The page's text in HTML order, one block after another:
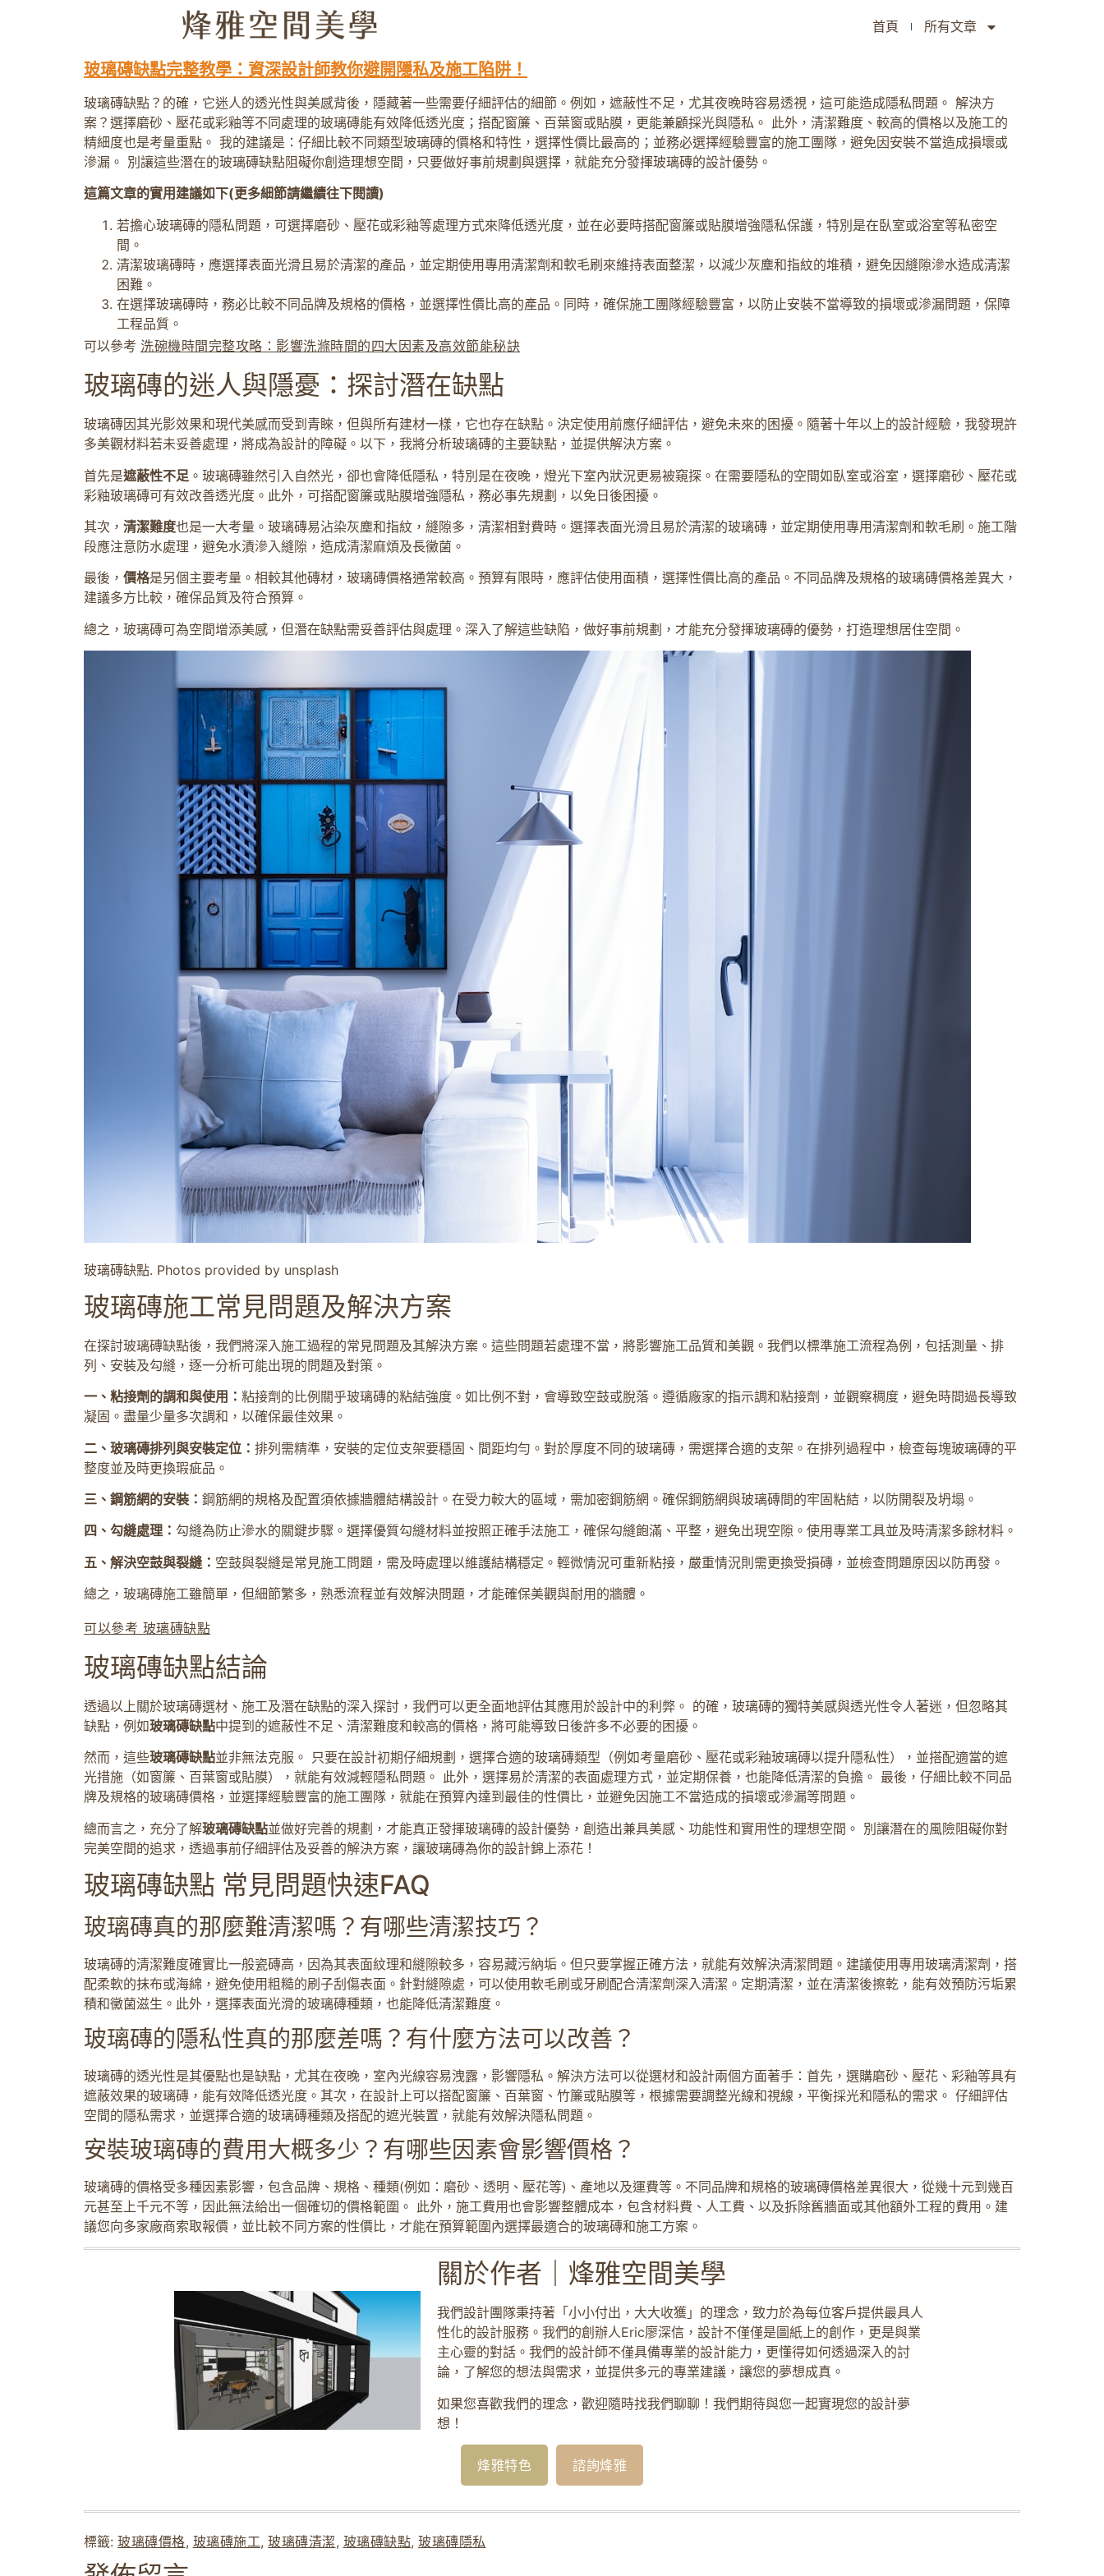
首頁 所有文章
玻璃磚缺點完整教學：資深設計師教你避開隱私及施工陷阱！
玻璃磚缺點？的確，它迷人的透光性與美感背後，隱藏著一些需要仔細評估的細節。例如，遮蔽性不足，尤其夜晚時容易透視，這可能造成隱私問題。 解決方
案？選擇磨砂、壓花或彩釉等不同處理的玻璃磚能有效降低透光度；搭配窗簾、百葉窗或貼膜，更能兼顧採光與隱私。 此外，清潔難度、較高的價格以及施工的
精細度也是考量重點。 我的建議是：仔細比較不同類型玻璃磚的價格和特性，選擇性價比最高的；並務必選擇經驗豐富的施工團隊，避免因安裝不當造成損壞或
滲漏。 別讓這些潛在的玻璃磚缺點阻礙你創造理想空間，只要做好事前規劃與選擇，就能充分發揮玻璃磚的設計優勢。
這篇文章的實用建議如下(更多細節請繼續往下閱讀)
若擔心玻璃磚的隱私問題，可選擇磨砂、壓花或彩釉等處理方式來降低透光度，並在必要時搭配窗簾或貼膜增強隱私保護，特別是在臥室或浴室等私密空
間。
清潔玻璃磚時，應選擇表面光滑且易於清潔的產品，並定期使用專用清潔劑和軟毛刷來維持表面整潔，以減少灰塵和指紋的堆積，避免因縫隙滲水造成清潔
困難。
在選擇玻璃磚時，務必比較不同品牌及規格的價格，並選擇性價比高的產品。同時，確保施工團隊經驗豐富，以防止安裝不當導致的損壞或滲漏問題，保障
工程品質。
可以參考 洗碗機時間完整攻略：影響洗滌時間的四大因素及高效節能秘訣
玻璃磚的迷人與隱憂：探討潛在缺點
玻璃磚因其光影效果和現代美感而受到青睞，但與所有建材一樣，它也存在缺點。決定使用前應仔細評估，避免未來的困擾。隨著十年以上的設計經驗，我發現許
多美觀材料若未妥善處理，將成為設計的障礙。以下，我將分析玻璃磚的主要缺點，並提供解決方案。
首先是遮蔽性不足 。玻璃磚雖然引入自然光，卻也會降低隱私，特別是在夜晚，燈光下室內狀況更易被窺探。在需要隱私的空間如臥室或浴室，選擇磨砂、壓花或
彩釉玻璃磚可有效改善透光度。此外，可搭配窗簾或貼膜增強隱私，務必事先規劃，以免日後困擾。
其次， 清潔難度也是一大考量。玻璃磚易沾染灰塵和指紋，縫隙多，清潔相對費時。選擇表面光滑且易於清潔的玻璃磚，並定期使用專用清潔劑和軟毛刷。施工階
段應注意防水處理，避免水漬滲入縫隙，造成清潔麻煩及長黴菌。
最後， 價格是另個主要考量。相較其他磚材，玻璃磚價格通常較高。預算有限時，應評估使用面積，選擇性價比高的產品。不同品牌及規格的玻璃磚價格差異大，
建議多方比較，確保品質及符合預算。
總之，玻璃磚可為空間增添美感，但潛在缺點需妥善評估與處理。深入了解這些缺陷，做好事前規劃，才能充分發揮玻璃磚的優勢，打造理想居住空間。
玻璃磚缺點. Photos provided by unsplash
玻璃磚施工常見問題及解決方案
在探討玻璃磚缺點後，我們將深入施工過程的常見問題及其解決方案。這些問題若處理不當，將影響施工品質和美觀。我們以標準施工流程為例，包括測量、排
列、安裝及勾縫，逐一分析可能出現的問題及對策。
一、粘接劑的調和與使用： 粘接劑的比例關乎玻璃磚的粘結強度。如比例不對，會導致空鼓或脫落。遵循廠家的指示調和粘接劑，並觀察稠度，避免時間過長導致
凝固。盡量少量多次調和，以確保最佳效果。
二、玻璃磚排列與安裝定位： 排列需精準，安裝的定位支架要穩固、間距均勻。對於厚度不同的玻璃磚，需選擇合適的支架。在排列過程中，檢查每塊玻璃磚的平
整度並及時更換瑕疵品。
三、鋼筋網的安裝： 鋼筋網的規格及配置須依據牆體結構設計。在受力較大的區域，需加密鋼筋網。確保鋼筋網與玻璃磚間的牢固粘結，以防開裂及坍塌。
四、勾縫處理： 勾縫為防止滲水的關鍵步驟。選擇優質勾縫材料並按照正確手法施工，確保勾縫飽滿、平整，避免出現空隙。使用專業工具並及時清潔多餘材料。
五、解決空鼓與裂縫： 空鼓與裂縫是常見施工問題，需及時處理以維護結構穩定。輕微情況可重新粘接，嚴重情況則需更換受損磚，並檢查問題原因以防再發。
總之，玻璃磚施工雖簡單，但細節繁多，熟悉流程並有效解決問題，才能確保美觀與耐用的牆體。
可以參考 玻璃磚缺點
玻璃磚缺點結論
透過以上關於玻璃磚選材、施工及潛在缺點的深入探討，我們可以更全面地評估其應用於設計中的利弊。 的確，玻璃磚的獨特美感與透光性令人著迷，但忽略其
缺點，例如玻璃磚缺點中提到的遮蔽性不足、清潔難度和較高的價格，將可能導致日後許多不必要的困擾。
然而，這些玻璃磚缺點並非無法克服。 只要在設計初期仔細規劃，選擇合適的玻璃磚類型（例如考量磨砂、壓花或彩釉玻璃磚以提升隱私性），並搭配適當的遮
光措施（如窗簾、百葉窗或貼膜），就能有效減輕隱私問題。 此外，選擇易於清潔的表面處理方式，並定期保養，也能降低清潔的負擔。 最後，仔細比較不同品
牌及規格的玻璃磚價格，並選擇經驗豐富的施工團隊，就能在預算內達到最佳的性價比，並避免因施工不當造成的損壞或滲漏等問題。
總而言之，充分了解玻璃磚缺點並做好完善的規劃，才能真正發揮玻璃磚的設計優勢，創造出兼具美感、功能性和實用性的理想空間。 別讓潛在的風險阻礙你對
完美空間的追求，透過事前仔細評估及妥善的解決方案，讓玻璃磚為你的設計錦上添花！
玻璃磚缺點 常見問題快速FAQ
玻璃磚真的那麼難清潔嗎？有哪些清潔技巧？
玻璃磚的清潔難度確實比一般瓷磚高，因為其表面紋理和縫隙較多，容易藏污納垢。但只要掌握正確方法，就能有效解決清潔問題。建議使用專用玻璃清潔劑，搭
配柔軟的抹布或海綿，避免使用粗糙的刷子刮傷表面。針對縫隙處，可以使用軟毛刷或牙刷配合清潔劑深入清潔。定期清潔，並在清潔後擦乾，能有效預防污垢累
積和黴菌滋生。此外，選擇表面光滑的玻璃磚種類，也能降低清潔難度。
玻璃磚的隱私性真的那麼差嗎？有什麼方法可以改善？
玻璃磚的透光性是其優點也是缺點，尤其在夜晚，室內光線容易洩露，影響隱私。解決方法可以從選材和設計兩個方面著手：首先，選購磨砂、壓花、彩釉等具有
遮蔽效果的玻璃磚，能有效降低透光度。其次，在設計上可以搭配窗簾、百葉窗、竹簾或貼膜等，根據需要調整光線和視線，平衡採光和隱私的需求。 仔細評估
空間的隱私需求，並選擇合適的玻璃磚種類及搭配的遮光裝置，就能有效解決隱私問題。
安裝玻璃磚的費用大概多少？有哪些因素會影響價格？
玻璃磚的價格受多種因素影響，包含品牌、規格、種類(例如：磨砂、透明、壓花等)、產地以及運費等。不同品牌和規格的玻璃磚價格差異很大，從幾十元到幾百
元甚至上千元不等，因此無法給出一個確切的價格範圍。 此外，施工費用也會影響整體成本，包含材料費、人工費、以及拆除舊牆面或其他額外工程的費用。建
議您向多家廠商索取報價，並比較不同方案的性價比，才能在預算範圍內選擇最適合的玻璃磚和施工方案。
關於作者｜烽雅空間美學
我們設計團隊秉持著「小小付出，大大收獲」的理念，致力於為每位客戶提供最具人
性化的設計服務。我們的創辦人Eric廖深信，設計不僅僅是圖紙上的創作，更是與業
主心靈的對話。我們的設計師不僅具備專業的設計能力，更懂得如何透過深入的討
論，了解您的想法與需求，並提供多元的專業建議，讓您的夢想成真。
如果您喜歡我們的理念，歡迎隨時找我們聊聊！我們期待與您一起實現您的設計夢
想！
烽雅特色 諮詢烽雅
標籤: 玻璃磚價格, 玻璃磚施工, 玻璃磚清潔, 玻璃磚缺點, 玻璃磚隱私